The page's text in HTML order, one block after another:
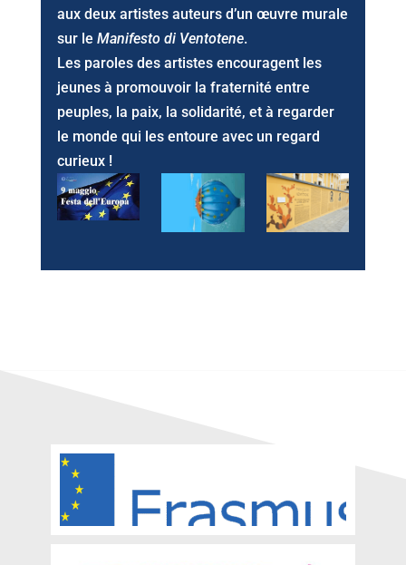
aux deux artistes auteurs d’un œuvre murale
sur le Manifesto di Ventotene.
Les paroles des artistes encouragent les
jeunes à promouvoir la fraternité entre
peuples, la paix, la solidarité, et à regarder
le monde qui les entoure avec un regard
curieux !